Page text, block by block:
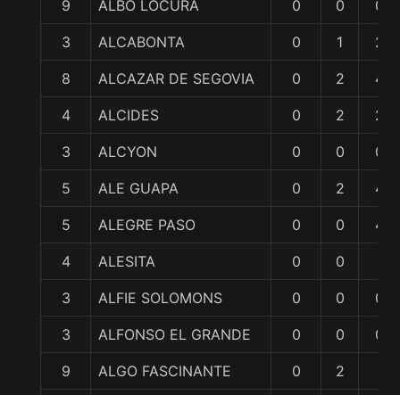
9 ALBO LOCURA 0 0 0
3 ALCABONTA 0 1 2
8 ALCAZAR DE SEGOVIA 0 2 4
4 ALCIDES 0 2 2
3 ALCYON 0 0 0
5 ALE GUAPA 0 2 4
5 ALEGRE PASO 0 0 4
4 ALESITA 0 0
3 ALFIE SOLOMONS 0 0 0
3 ALFONSO EL GRANDE 0 0 0
9 ALGO FASCINANTE 0 2